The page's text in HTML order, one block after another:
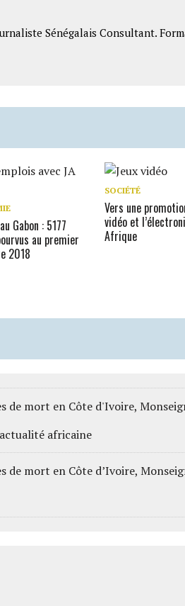
Sénégalais Consultant.
Gabon : 5177
au premier
2018
SOCIÉTÉ
Vers une
vidéo et
Afrique
de mort en Côte d'Ivoire,
africaine
de mort en Côte d’Ivoire,